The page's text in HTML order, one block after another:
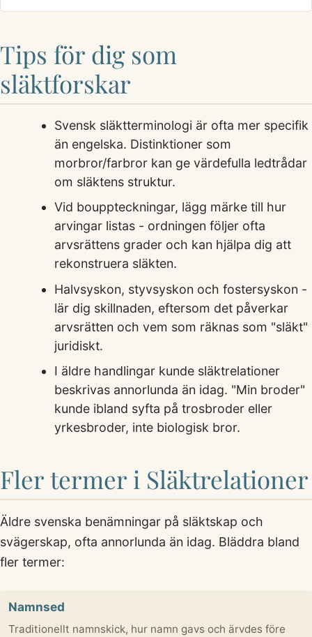
Tips för dig som
släktforskar
Svensk släktterminologi är ofta mer specifik
än engelska. Distinktioner som
morbror/farbror kan ge värdefulla ledtrådar
om släktens struktur.
Vid bouppteckningar, lägg märke till hur
arvingar listas - ordningen följer ofta
arvsrättens grader och kan hjälpa dig att
rekonstruera släkten.
Halvsyskon, styvsyskon och fostersyskon -
lär dig skillnaden, eftersom det påverkar
arvsrätten och vem som räknas som "släkt"
juridiskt.
I äldre handlingar kunde släktrelationer
beskrivas annorlunda än idag. "Min broder"
kunde ibland syfta på trosbroder eller
yrkesbroder, inte biologisk bror.
Fler termer i Släktrelationer
Äldre svenska benämningar på släktskap och
svägerskap, ofta annorlunda än idag. Bläddra bland
fler termer:
Namnsed
Traditionellt namnskick, hur namn gavs och ärvdes före